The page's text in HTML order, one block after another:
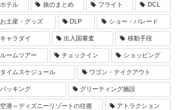
ホテル 旅のまとめ フライト DCL
お土産・グッズ DLP ショー・パレード
キャラダイ 出入国審査 移動手段
ルームツアー チェックイン ショッピング
タイムスケジュール ワゴン・テイクアウト
パッキング グリーティング施設
空港⇔ディズニーリゾートの往復 アトラクション